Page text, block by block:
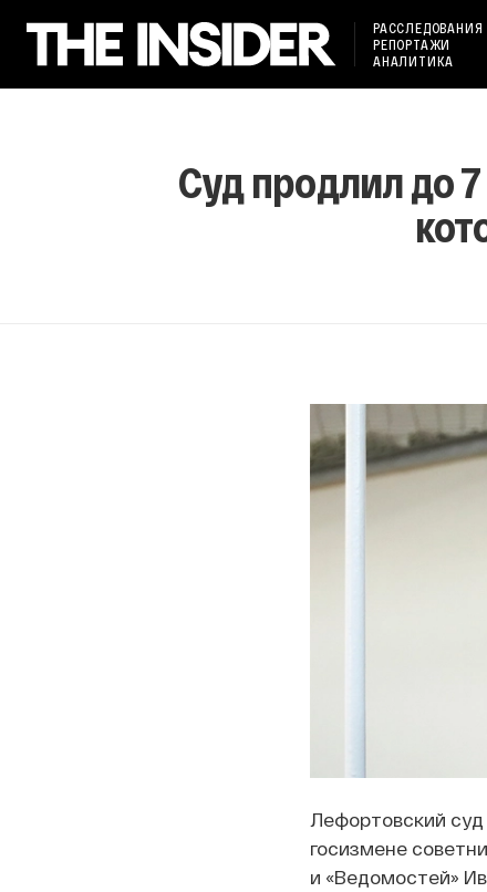
РАССЛЕДОВАНИЯ
РЕПОРТАЖИ
АНАЛИТИКА
Суд продлил до
Лефортовский
госизмене
и «Ведомостей»